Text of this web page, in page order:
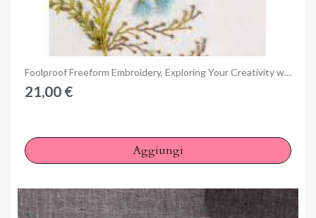
Anteprima Foolproof Freeform Embroidery, Exploring Your Creativity with Fabric, Threads & Stitches by Jennifer Clouston
21,00 €
Aggiungi